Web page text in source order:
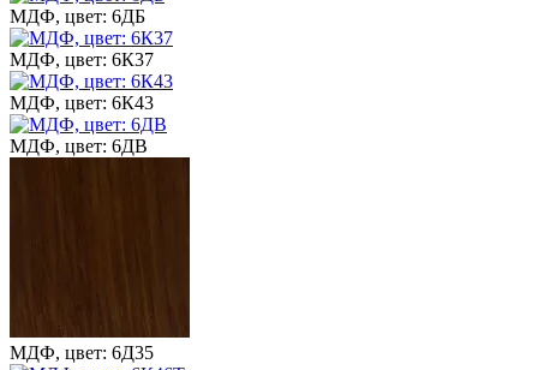
МДФ, цвет: 6ДБ
МДФ, цвет: 6К37
МДФ, цвет: 6К43
МДФ, цвет: 6ДВ
МДФ, цвет: 6Д35